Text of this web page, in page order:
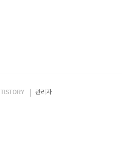
TISTORY 관리자